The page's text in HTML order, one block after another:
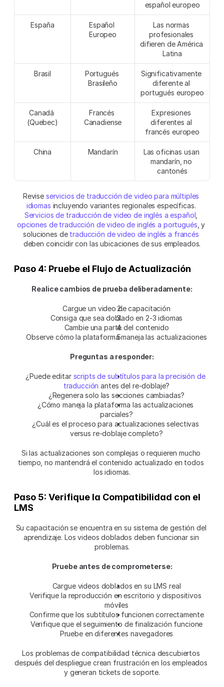
español europeo
España
Español
Europeo
Las normas
profesionales
difieren de América
Latina
Brasil
Portugués
Brasileño
Significativamente
diferente al
portugués europeo
Canadá
(Quebec)
Francés
Canadiense
Expresiones
diferentes al
francés europeo
China Mandarín
Las oficinas usan
mandarín, no
cantonés
Revise servicios de traducción de video para múltiples
idiomas
Servicios de traducción de video de inglés a español
opciones de traducción de video de inglés a portugués , y
soluciones de traducción de video de inglés a francés
deben coincidir con las ubicaciones de sus empleados.
Paso 4: Pruebe el Flujo de Actualización
Realice cambios de prueba deliberadamente:
Cargue un video de capacitación
Consiga que sea doblado en 2-3 idiomas
Cambie una parte del contenido
Observe cómo la plataforma maneja las actualizaciones
Preguntas a responder:
¿Puede editar scripts de subtítulos para la precisión de
traducción antes del re-doblaje?
¿Regenera solo las secciones cambiadas?
¿Cómo maneja la plataforma las actualizaciones
parciales?
¿Cuál es el proceso para actualizaciones selectivas
versus re-doblaje completo?
Si las actualizaciones son complejas o requieren mucho
tiempo, no mantendrá el contenido actualizado en todos
los idiomas.
Paso 5: Verifique la Compatibilidad con el
LMS
Su capacitación se encuentra en su sistema de gestión del
aprendizaje. Los videos doblados deben funcionar sin
problemas.
Pruebe antes de comprometerse:
Cargue videos doblados en su LMS real
Verifique la reproducción en escritorio y dispositivos
móviles
Confirme que los subtítulos funcionen correctamente
Verifique que el seguimiento de finalización funcione
Pruebe en diferentes navegadores
Los problemas de compatibilidad técnica descubiertos
después del despliegue crean frustración en los empleados
y generan tickets de soporte.